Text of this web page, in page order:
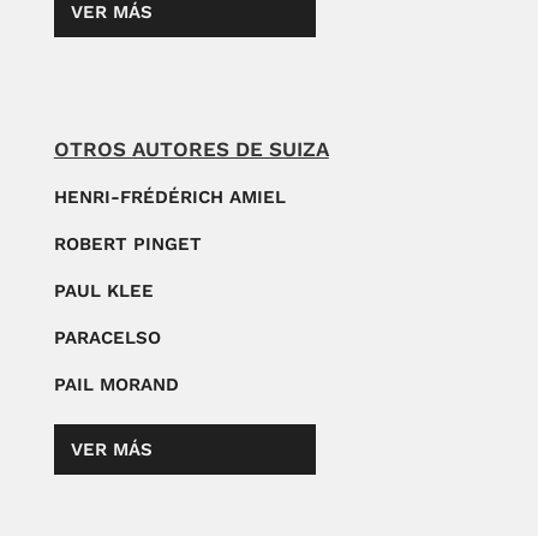
VER MÁS
OTROS AUTORES DE SUIZA
HENRI-FRÉDÉRICH AMIEL
ROBERT PINGET
PAUL KLEE
PARACELSO
PAIL MORAND
VER MÁS